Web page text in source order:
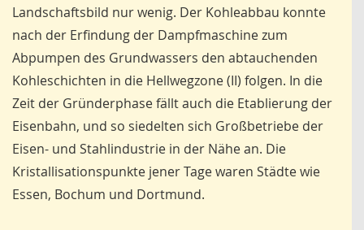
Landschaftsbild nur wenig. Der Kohleabbau konnte
nach der Erfindung der Dampfmaschine zum
Abpumpen des Grundwassers den abtauchenden
Kohleschichten in die Hellwegzone (II) folgen. In die
Zeit der Gründerphase fällt auch die Etablierung der
Eisenbahn, und so siedelten sich Großbetriebe der
Eisen- und Stahlindustrie in der Nähe an. Die
Kristallisationspunkte jener Tage waren Städte wie
Essen, Bochum und Dortmund.